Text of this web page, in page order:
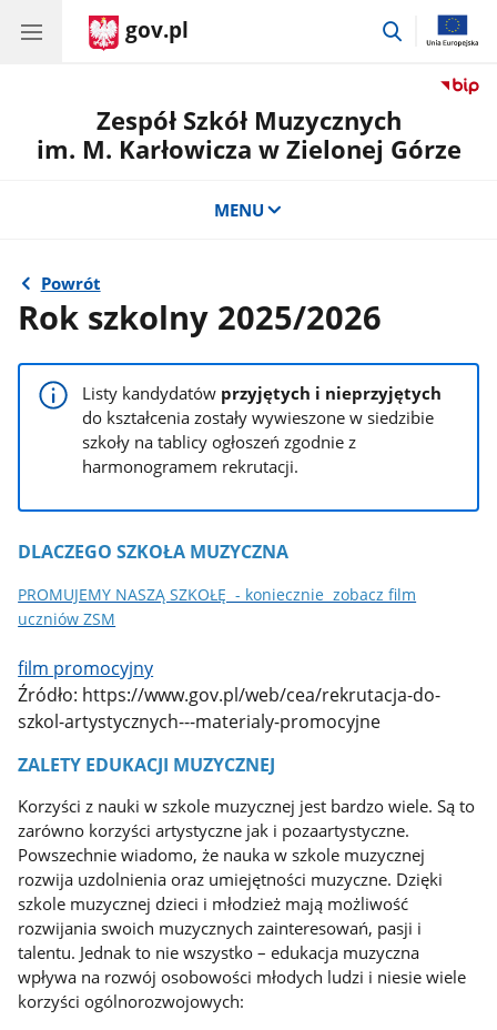
gov.pl
przejdź
Zespół Szkół Muzycznych
im. M. Karłowicza w Zielonej Górze
MENU
Powrót
Rok szkolny 2025/2026
Listy kandydatów przyjętych i nieprzyjętych
do kształcenia zostały wywieszone w siedzibie
szkoły na tablicy ogłoszeń zgodnie z
harmonogramem rekrutacji.
DLACZEGO SZKOŁA MUZYCZNA
PROMUJEMY NASZĄ SZKOŁĘ - koniecznie zobacz film
uczniów ZSM
film promocyjny
Źródło: https://www.gov.pl/web/cea/rekrutacja-do-
szkol-artystycznych---materialy-promocyjne
ZALETY EDUKACJI MUZYCZNEJ
Korzyści z nauki w szkole muzycznej jest bardzo wiele. Są to
zarówno korzyści artystyczne jak i pozaartystyczne.
Powszechnie wiadomo, że nauka w szkole muzycznej
rozwija uzdolnienia oraz umiejętności muzyczne. Dzięki
szkole muzycznej dzieci i młodzież mają możliwość
rozwijania swoich muzycznych zainteresowań, pasji i
talentu. Jednak to nie wszystko – edukacja muzyczna
wpływa na rozwój osobowości młodych ludzi i niesie wiele
korzyści ogólnorozwojowych: